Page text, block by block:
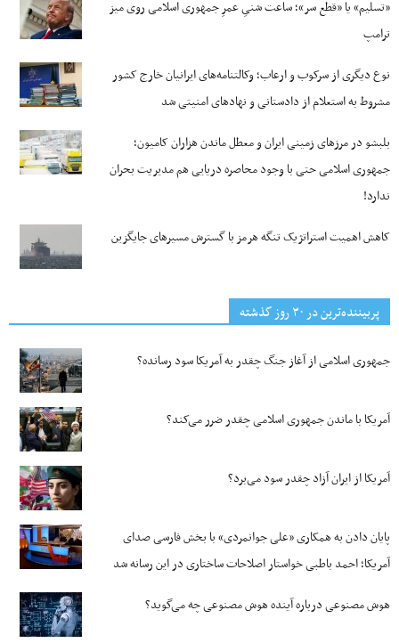
«تسلیم» یا «قطع سر»؛ ساعت شنیِ عمرِ جمهوری اسلامی روی میز
ترامپ
نوع دیگری از سرکوب و ارعاب؛ وکالتنامه‌های ایرانیان خارج کشور
مشروط به استعلام از دادستانی و نهادهای امنیتی شد
بلبشو در مرزهای زمینی ایران و معطل ماندن هزاران کامیون؛
جمهوری اسلامی حتی با وجود محاصره دریایی هم مدیریت بحران
ندارد!
کاهش اهمیت استراتژیک تنگه‌ هرمز با گسترش مسیرهای جایگزین
پربیننده‌ترین‌ در ۳۰ روز گذشته
جمهوری اسلامی از آغاز جنگ چقدر به آمریکا سود رسانده؟
آمریکا با ماندن جمهوری اسلامی چقدر ضرر می‌کند؟
آمریکا از ایران آزاد چقدر سود می‌برد؟
پایان دادن به همکاری «علی جوانمردی» با بخش فارسی صدای
آمریکا؛ احمد باطبی خواستار اصلاحات ساختاری در این رسانه شد
هوش مصنوعی درباره آینده هوش مصنوعی چه می‌گوید؟